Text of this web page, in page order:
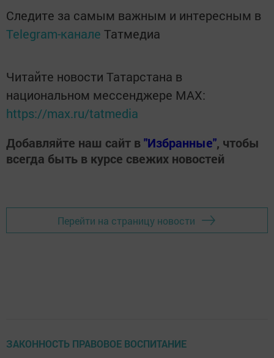
Следите за самым важным и интересным в
Telegram-канале Татмедиа
Читайте новости Татарстана в
национальном мессенджере MАХ:
https://max.ru/tatmedia
Добавляйте наш сайт в"Избранные", чтобы
всегда быть в курсе свежих новостей
Перейти на страницу новости
ЗАКОННОСТЬ ПРАВОВОЕ ВОСПИТАНИЕ